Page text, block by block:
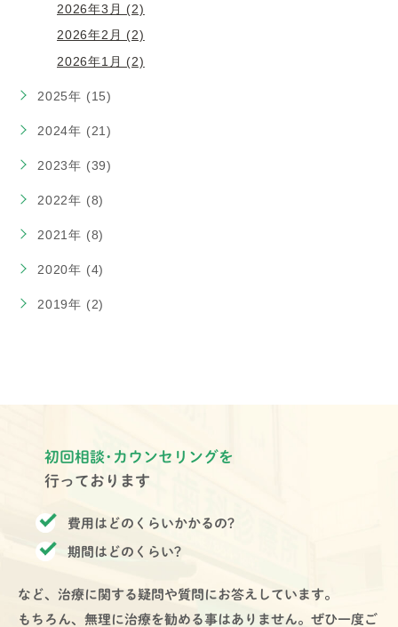
2026年3月 (2)
2026年2月 (2)
2026年1月 (2)
2025年 (15)
2024年 (21)
2023年 (39)
2022年 (8)
2021年 (8)
2020年 (4)
2019年 (2)
初回相談･カウンセリングを
行っております
費用はどのくらいかかるの?
期間はどのくらい?
など、治療に関する疑問や質問にお答えしています。
もちろん、無理に治療を勧める事はありません。ぜひ一度ご